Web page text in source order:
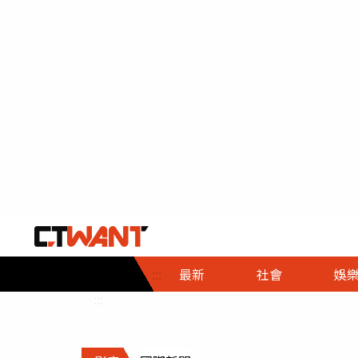
::: 最新 社會
社會首頁
時事
調查
娛樂
娛樂首頁
即時
財經首頁
熱線
政